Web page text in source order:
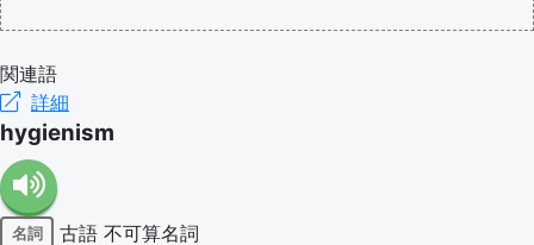
関連語
詳細
hygienism
名詞 古語 不可算名詞